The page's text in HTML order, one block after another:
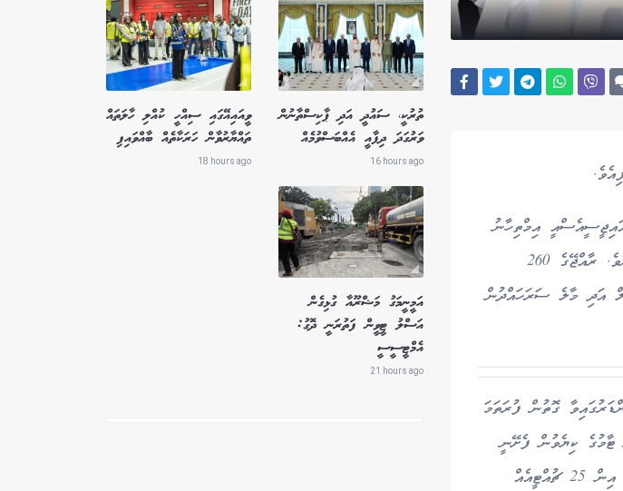
މި ފަހަރު އައިޖީސީއެސްއީ އިމްތިހާނު
ހަދަނީ 7،666 ދަރިވަރުންނެވެ. އަދި އެސްއެސްސީ އިމްތިހާނު ހަދަނީ 7،519 ދަރިވަރުންނެވެ. ރާއްޖޭގެ 260
ފަށާފައިވާއިރު އޭގެ ތެރޭގައި ހިމެނެނީ އަތޮޅުތެރެއިން 237 ސްކޫލް އަދި މާލެ ސަރަހައްދުން
ކަލަންޑަރުގައިވާ ގޮތުން ފުރަތަމަ
އަދި ދެވަނަ ޓާމުގެ ކިޔެވުން ފެށޭނީ
އޮގަސްޓް 10 ވަނަ ދުވަހުއެވެ. ނަމަވެސް ދެވަނަ ޓާމުގެ މެދު ތެރެއިން ސެޕްޓެމްބަރު 21 އިން 25 ޗުއްޓީއެއް
ތުރުކީ، ސައުދީ އަދި ޕާކިސްތާނުން
ވަރުގަދަ ދިފާއީ އެއްބަސްވުމެއް
16 hours ago
ވީއައިއޭގައި ސިއްހީ ކުއްލި ހާލަތައް
ތައްޔާރުވާން ހަރަކާތެއް ބާއްވައިފި
18 hours ago
އަމީނީމަގު މަޝްރޫއާ ގުޅިގެން
އަސްލު ޓީވީން ފަތުރަނީ ދޮގު:
އެމްޓީސީސީ
21 hours ago